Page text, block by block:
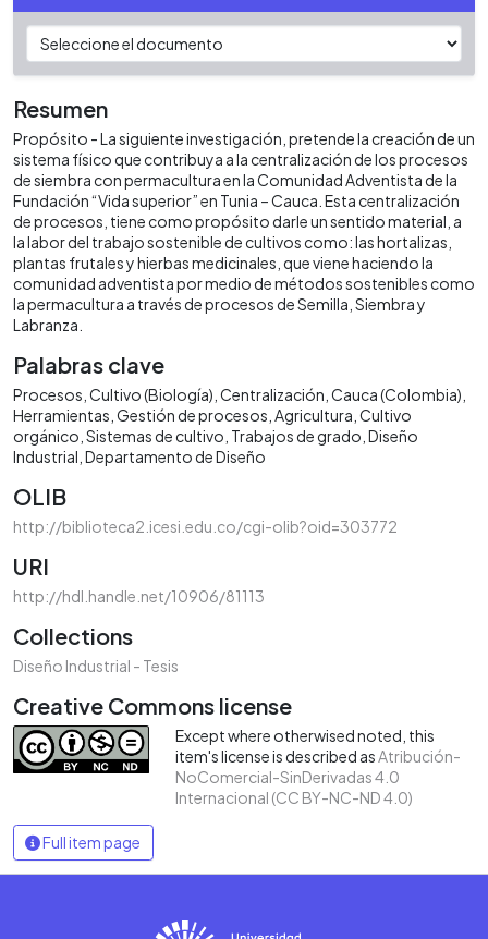
Resumen
Propósito - La siguiente investigación, pretende la creación de un
sistema físico que contribuya a la centralización de los procesos
de siembra con permacultura en la Comunidad Adventista de la
Fundación “Vida superior” en Tunia – Cauca. Esta centralización
de procesos, tiene como propósito darle un sentido material, a
la labor del trabajo sostenible de cultivos como: las hortalizas,
plantas frutales y hierbas medicinales, que viene haciendo la
comunidad adventista por medio de métodos sostenibles como
la permacultura a través de procesos de Semilla, Siembra y
Labranza.
Palabras clave
Procesos Cultivo (Biología) Centralización Cauca (Colombia)
Herramientas Gestión de procesos Agricultura Cultivo
orgánico Sistemas de cultivo Trabajos de grado Diseño
Industrial Departamento de Diseño
OLIB
http://biblioteca2.icesi.edu.co/cgi-olib?oid=303772
URI
http://hdl.handle.net/10906/81113
Collections
Diseño Industrial - Tesis
Creative Commons license
Except where otherwised noted, this
item's license is described asAtribución-
NoComercial-SinDerivadas 4.0
Internacional (CC BY-NC-ND 4.0)
Full item page